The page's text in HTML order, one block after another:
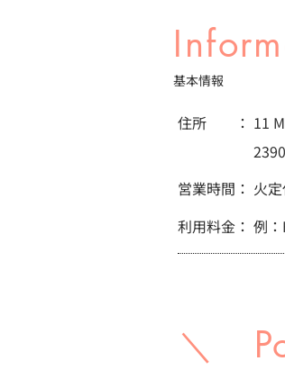
基本情報
住所 ： 11
営業時間： 火
利用料金： 例
＼